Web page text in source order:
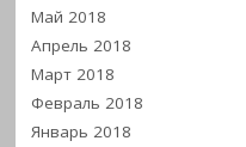
Май 2018
Апрель 2018
Март 2018
Февраль 2018
Январь 2018